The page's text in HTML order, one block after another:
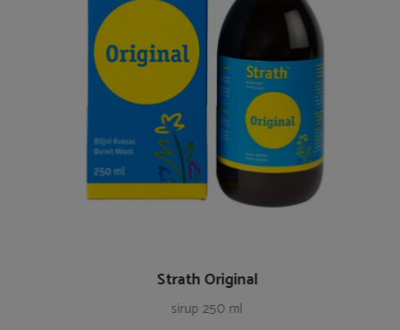
Strath Original
sirup 250 ml